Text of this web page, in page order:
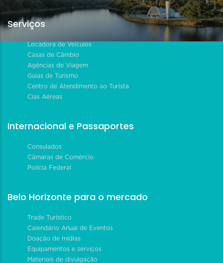
Serviços
Locadora de Veículos
Casas de Câmbio
Agências de Viagem
Guias de Turismo
Centro de Atendimento ao Turista
Cias Aéreas
Internacional e Passaportes
Consulados
Câmaras de Comércio
Polícia Federal
Belo Horizonte para o mercado
Trade Turístico
Calendário Anual de Eventos
Doação de mídias
Equipamentos e serviços
Materiais de divulgação